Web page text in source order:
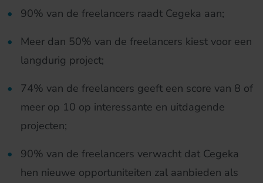
90% van de freelancers raadt Cegeka aan;
Meer dan 50% van de freelancers kiest voor een
langdurig project;
74% van de freelancers geeft een score van 8 of
meer op 10 op interessante en uitdagende
projecten;
90% van de freelancers verwacht dat Cegeka
hen nieuwe opportuniteiten zal aanbieden als